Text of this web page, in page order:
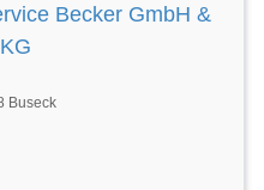
Becker GmbH &
Buseck